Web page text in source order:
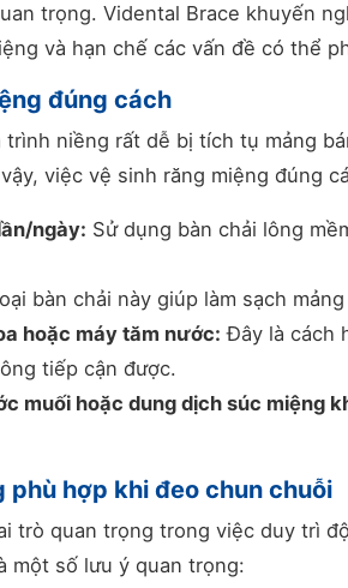
trọng. Vidental Brace khuyến
và hạn chế các vấn đề có thể
đúng cách
trình niềng rất dễ bị tích tụ mảng
việc vệ sinh răng miệng đúng
ngày: Sử dụng bàn chải lông
bàn chải này giúp làm sạch
hoặc máy tăm nước: Đây là cách
tiếp cận được.
muối hoặc dung dịch súc miệng
phù hợp khi đeo chun chuỗi
trò quan trọng trong việc duy trì
một số lưu ý quan trọng: